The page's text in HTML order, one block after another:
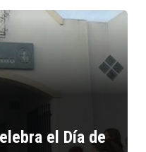
el Día de